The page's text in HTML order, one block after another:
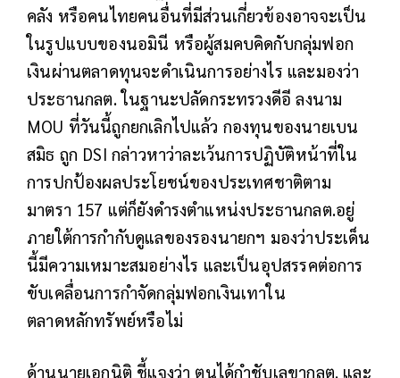
คลัง หรือคนไทยคนอื่นที่มีส่วนเกี่ยวข้องอาจจะเป็น
ในรูปแบบของนอมินี หรือผู้สมคบคิดกับกลุ่มฟอก
เงินผ่านตลาดทุนจะดำเนินการอย่างไร และมองว่า
ประธานกลต. ในฐานะปลัดกระทรวงดีอี ลงนาม
MOU ที่วันนี้ถูกยกเลิกไปแล้ว กองทุนของนายเบน
สมิธ ถูก DSI กล่าวหาว่าละเว้นการปฏิบัติหน้าที่ใน
การปกป้องผลประโยชน์ของประเทศชาติตาม
มาตรา 157 แต่ก็ยังดำรงตำแหน่งประธานกลต.อยู่
ภายใต้การกำกับดูแลของรองนายกฯ มองว่าประเด็น
นี้มีความเหมาะสมอย่างไร และเป็นอุปสรรคต่อการ
ขับเคลื่อนการกำจัดกลุ่มฟอกเงินเทาใน
ตลาดหลักทรัพย์หรือไม่
ด้านนายเอกนิติ ชี้แจงว่า ตนได้กำชับเลขากลต. และ